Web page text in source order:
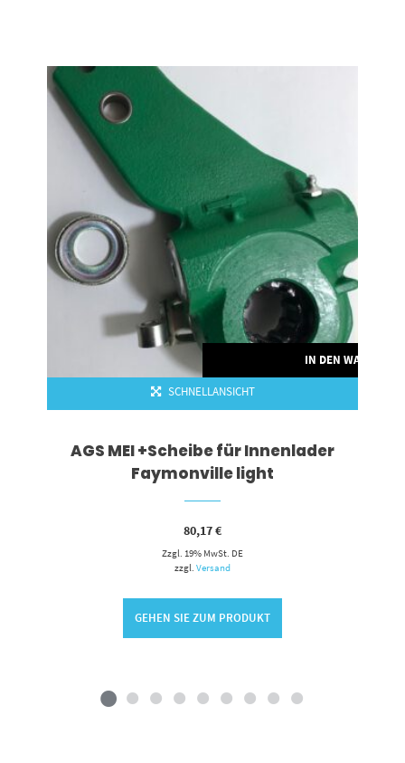
IN DEN
SCHNELLANSICHT
AGS MEI +Scheibe für Innenlader
Faymonville light
80,17€
Zzgl. 19% MwSt. DE
zzgl.Versand
GEHEN SIE ZUM PRODUKT